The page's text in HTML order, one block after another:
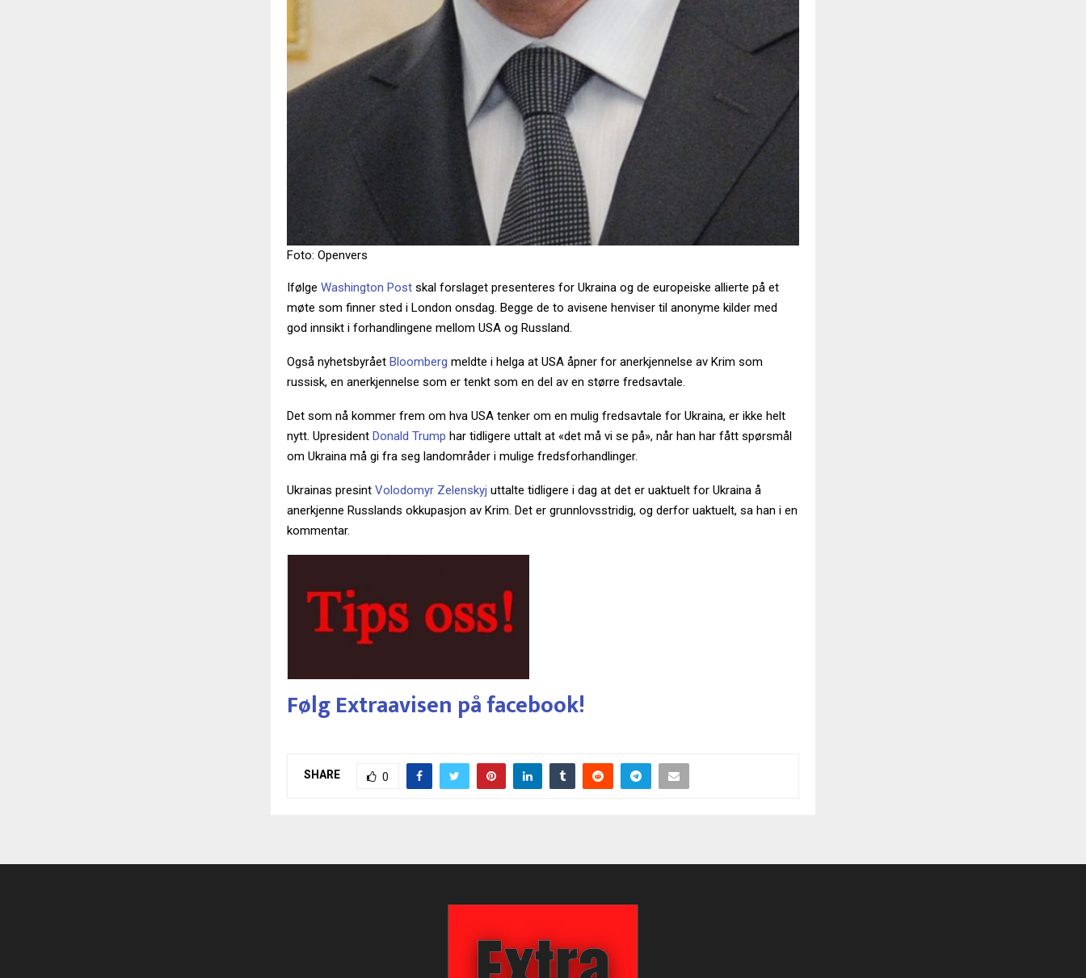
Foto: Openvers
Ifølge Washington Post skal forslaget presenteres for Ukraina og de europeiske allierte på et
møte som finner sted i London onsdag. Begge de to avisene henviser til anonyme kilder med
god innsikt i forhandlingene mellom USA og Russland.
Også nyhetsbyrået Bloomberg meldte i helga at USA åpner for anerkjennelse av Krim som
russisk, en anerkjennelse som er tenkt som en del av en større fredsavtale.
Det som nå kommer frem om hva USA tenker om en mulig fredsavtale for Ukraina, er ikke helt
nytt. Upresident Donald Trump har tidligere uttalt at «det må vi se på», når han har fått spørsmål
om Ukraina må gi fra seg landområder i mulige fredsforhandlinger.
Ukrainas presint Volodomyr Zelenskyj uttalte tidligere i dag at det er uaktuelt for Ukraina å
anerkjenne Russlands okkupasjon av Krim. Det er grunnlovsstridig, og derfor uaktuelt, sa han i en
kommentar.
Følg Extraavisen på facebook!
SHARE 0